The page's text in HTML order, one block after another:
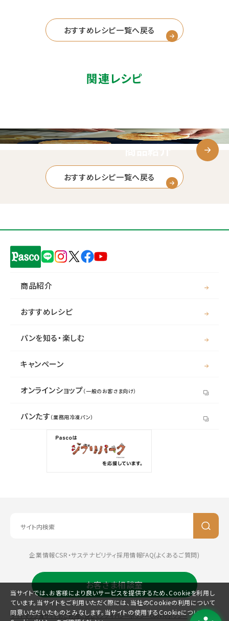
おすすめレシピ一覧へ戻る
関連レシピ
おすすめレシピ一覧へ戻る
商品紹介
おすすめレシピ
パンを知る・楽しむ
キャンペーン
オンラインショップ（一般のお客さま向け）
パンたす （業務用冷凍パン）
企業情報CSR・サステナビリティ採用情報FAQ(よくあるご質問)
お客さま相談室
サイトマップ当サイトのご利用に際してプライバシーポリシーCookieポリシー
当サイトでは、お客様により良いサービスを提供するため、Cookieを利用し
ています。当サイトをご利用いただく際には、当社のCookieの利用について
同意いただいたものとみなします。当サイトの使用するCookieについては、